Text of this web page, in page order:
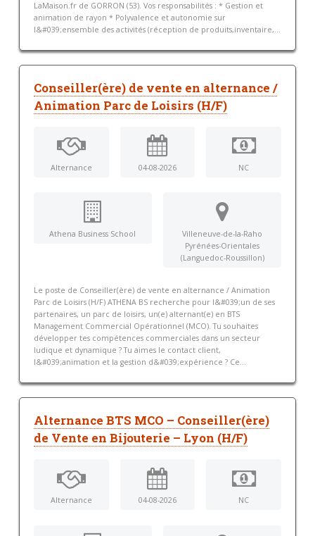
LaMaison.fr de GORRON (53). Vos responsabilités : * Gestion et
animation de rayon * Polyvalence et autonomie sur
l&#039;ensemble des activités (réception de produits,inventaire,...
Conseiller(ère) de vente en alternance /
Animation Parc de Loisirs (H/F)
Alternance 04-08-2026 NC
Athena Business School
Villeneuve-de-la-Raho
Pyrénées-Orientales
(Languedoc-Roussillon)
Le poste de Conseiller(ère) de vente en alternance / Animation
Parc de Loisirs (H/F) ATHENA BS recherche pour l&#039;un de ses
partenaires, un parc de loisirs, un(e) alternant(e) en BTS
Management Commercial Opérationnel (MCO). Tu souhaites
développer tes compétences commerciales dans un secteur
ludique et dynamique ? Tu aimes le contact client,
l&#039;animation et la gestion d&#039;expérience ? Ce...
Alternance BTS MCO – Conseiller(ère)
de Vente en Bijouterie – Lyon (H/F)
Alternance 04-08-2026 NC